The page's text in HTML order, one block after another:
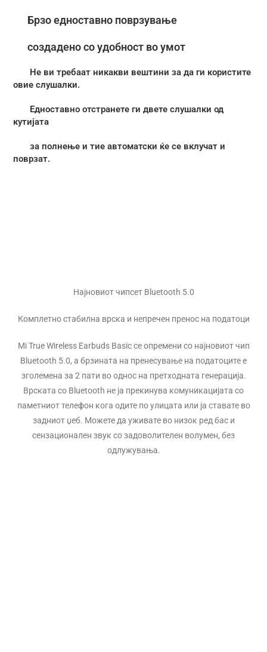
Брзо едноставно поврзување
создадено со удобност во умот
Не ви требаат никакви вештини за да ги користите
овие слушалки.
Едноставно отстранете ги двете слушалки од
кутијата
за полнење и тие автоматски ќе се вклучат и
поврзат.
Најновиот чипсет Bluetooth 5.0
Комплетно стабилна врска и непречен пренос на податоци
Mi True Wireless Earbuds Basic се опремени со најновиот чип
Bluetooth 5.0, а брзината на пренесување на податоците е
зголемена за 2 пати во однос на претходната генерација.
Врската со Bluetooth не ја прекинува комуникацијата со
паметниот телефон кога одите по улицата или ја ставате во
задниот џеб. Можете да уживате во низок ред бас и
сензационален звук со задоволителен волумен, без
одлужувања.